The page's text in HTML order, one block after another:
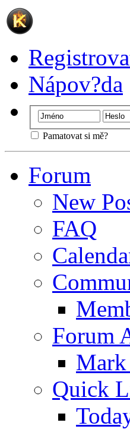
Nápov?da
Pamatovat si mě?
Forum
New
FAQ
Forum
Mark
Quick